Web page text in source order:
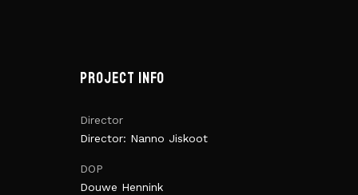
PROJECT INFO
Director
Director: Nanno Jiskoot
DOP
Douwe Hennink